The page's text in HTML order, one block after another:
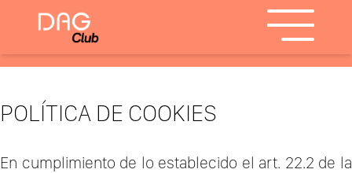
POLÍTICA DE COOKIES
En cumplimiento de lo establecido el art. 22.2 de la